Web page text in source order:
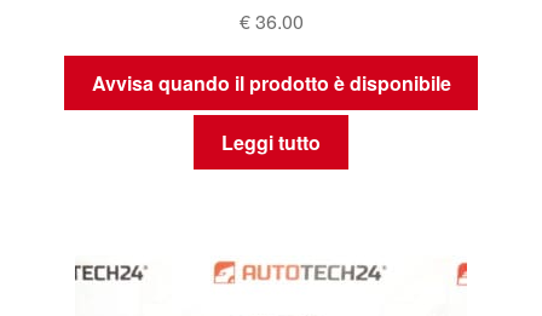
€36.00
Avvisa quando il prodotto è disponibile
Leggi tutto